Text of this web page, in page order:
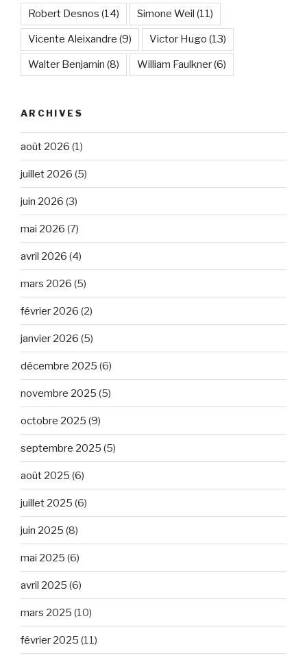
Robert Desnos (14) Simone Weil (11)
Vicente Aleixandre (9) Victor Hugo (13)
Walter Benjamin (8) William Faulkner(6)
ARCHIVES
août 2026 (1)
juillet 2026 (5)
juin 2026 (3)
mai 2026 (7)
avril 2026 (4)
mars 2026 (5)
février 2026 (2)
janvier 2026 (5)
décembre 2025 (6)
novembre 2025 (5)
octobre 2025 (9)
septembre 2025 (5)
août 2025 (6)
juillet 2025 (6)
juin 2025 (8)
mai 2025 (6)
avril 2025 (6)
mars 2025 (10)
février 2025 (11)